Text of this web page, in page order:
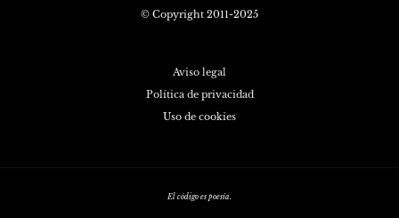
© Copyright 2011-2025
Aviso legal
Política de privacidad
Uso de cookies
El código es poesía.